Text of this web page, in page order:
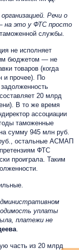
Речи о
на это у ФТС просто
службы.
не исполняет
бюджетом — не
товаров (когда
и прочее). По
20 млрд
В то же время
ассоциации
таможенные
сумму 945 млн руб.
остальные АСМАП
ФТС
проиграла. Таким
уплаты
платежи не
часть из 20 млрд